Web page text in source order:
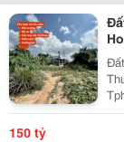
Tphcm - Vị Trí: Đường
150 tỷ